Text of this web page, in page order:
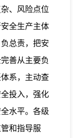
、风险点位
全生产主体
总责，把安
善从主要负
系，主动查
投入，强化
水平。各级
和指导服